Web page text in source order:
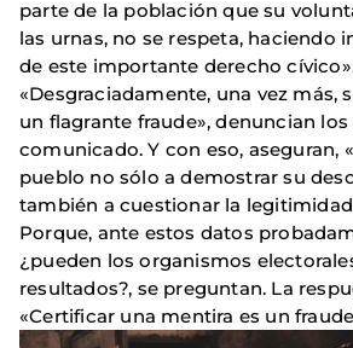
parte de la población que su
las urnas, no se respeta, haciendo
de este importante derecho
«Desgraciadamente, una vez más,
un flagrante fraude», denuncian
comunicado. Y con eso, aseguran,
pueblo no sólo a demostrar su
también a cuestionar la
Porque, ante estos datos
¿pueden los organismos
resultados?, se preguntan. La
«Certificar una mentira es un